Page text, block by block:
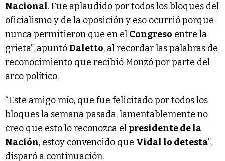
Nacional. Fue aplaudido por todos los bloques del
oficialismo y de la oposición y eso ocurrió porque
nunca permitieron que en el Congreso entre la
grieta”, apuntóDaletto, al recordar las palabras de
reconocimiento que recibió Monzó por parte del
arco político.
“Este amigo mío, que fue felicitado por todos los
bloques la semana pasada, lamentablemente no
creo que esto lo reconozca el presidente de la
Nación, estoy convencido que Vidal lo detesta”,
disparó a continuación.